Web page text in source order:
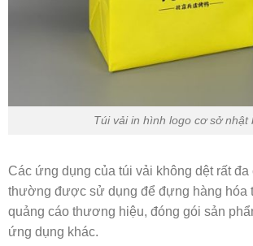
Túi vải in hình logo cơ sở nhật
Các ứng dụng của túi vải không dệt rất đa
thường được sử dụng để đựng hàng hóa
quảng cáo thương hiệu, đóng gói sản
ứng dụng khác.